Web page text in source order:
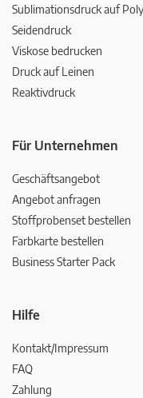
Sublimationsdruck auf
Seidendruck
Viskose bedrucken
Druck auf Leinen
Reaktivdruck
Für Unternehmen
Geschäftsangebot
Angebot anfragen
Stoffprobenset bestellen
Farbkarte bestellen
Business Starter Pack
Hilfe
Kontakt/Impressum
FAQ
Zahlung